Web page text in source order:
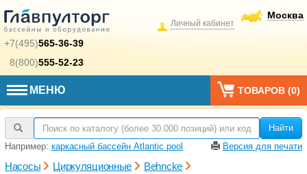
+7(495)565-36-39
8(800)555-52-23
Москва
Личный кабинет
МЕНЮ ТОВАРОВ (0)
Найти
Например: каркасный бассейн Atlantic pool Версия для печати
Насосы Циркуляционные Behncke